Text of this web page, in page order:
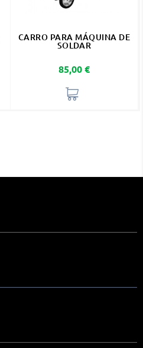
CARRO PARA MÁQUINA DE
SOLDAR
Precio
85,00 €